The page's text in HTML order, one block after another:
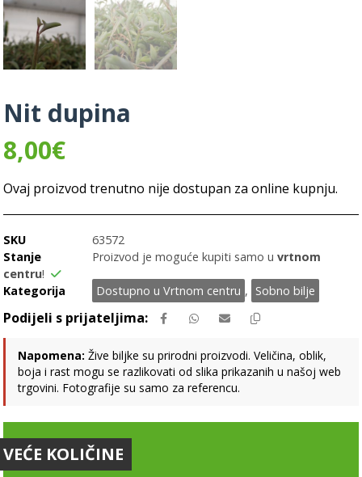
Nit dupina
8,00€
Ovaj proizvod trenutno nije dostupan za online kupnju.
SKU
63572
Stanje
Proizvod je moguće kupiti samo uvrtnom
centru!
Kategorija
Dostupno u Vrtnom centru , Sobno bilje
Napomena: Žive biljke su prirodni proizvodi. Veličina, oblik,
boja i rast mogu se razlikovati od slika prikazanih u našoj web
trgovini. Fotografije su samo za referencu.
VEĆE KOLIČINE